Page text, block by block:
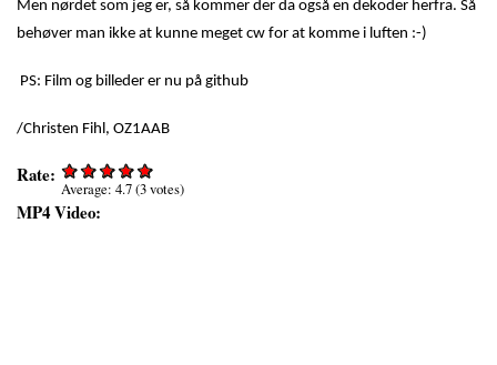
Men nørdet som jeg er, så kommer der da også en dekoder herfra. Så
behøver man ikke at kunne meget cw for at komme i luften :-)
PS: Film og billeder er nu på github
/Christen Fihl, OZ1AAB
Rate:
Average: 4.7(3votes)
MP4 Video: